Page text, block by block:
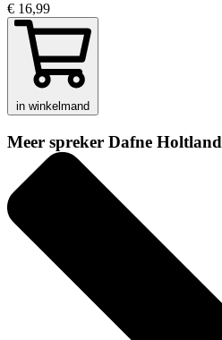
€ 16,99
in winkelmand
Meer spreker Dafne Holtland